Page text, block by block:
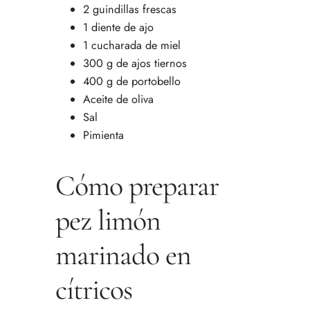
2 guindillas frescas
1 diente de ajo
1 cucharada de miel
300 g de ajos tiernos
400 g de portobello
Aceite de oliva
Sal
Pimienta
Cómo preparar
pez limón
marinado en
cítricos